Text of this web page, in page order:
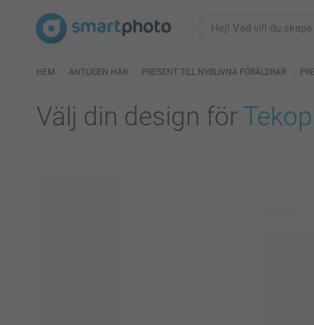
HEM ÄNTLIGEN HÄR PRESENT TILL NYBLIVNA FÖRÄLDRAR
Välj din design för